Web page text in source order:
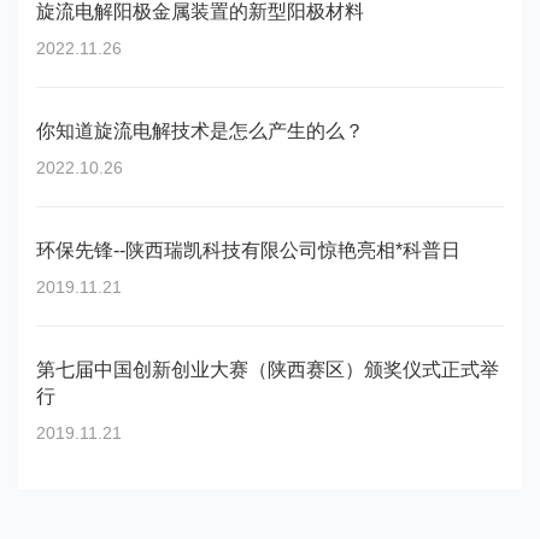
旋流电解阳极金属装置的新型阳极材料
2022.11.26
你知道旋流电解技术是怎么产生的么？
2022.10.26
环保先锋--陕西瑞凯科技有限公司惊艳亮相*科普日
2019.11.21
第七届中国创新创业大赛（陕西赛区）颁奖仪式正式举
行
2019.11.21